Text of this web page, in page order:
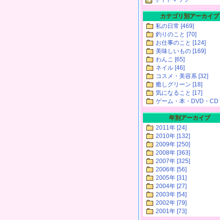
カテゴリ別アーカイブ
私の日常 [469]
釣りのこと [70]
お仕事のこと [124]
美味しいもの [169]
わんこ [65]
ネイル [46]
コスメ・美容系 [32]
癒しグリーン [18]
気になること [17]
ゲーム・本・DVD・CD
年別アーカイブ
2011年 [24]
2010年 [132]
2009年 [250]
2008年 [363]
2007年 [325]
2006年 [56]
2005年 [31]
2004年 [27]
2003年 [54]
2002年 [79]
2001年 [73]